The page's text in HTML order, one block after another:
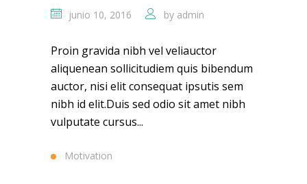
junio 10, 2016 by admin
Proin gravida nibh vel veliauctor
aliquenean sollicitudiem quis bibendum
auctor, nisi elit consequat ipsutis sem
nibh id elit.Duis sed odio sit amet nibh
vulputate cursus...
Motivation